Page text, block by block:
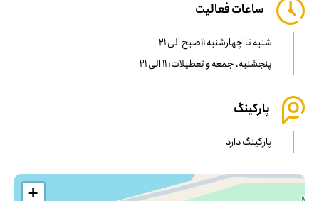
ساعات فعالیت
شنبه تا چهارشنبه 11صبح الی 21
پنجشنبه، جمعه و تعطیلات: 11 الی 21
پارکینگ
پارکینگ دارد
+